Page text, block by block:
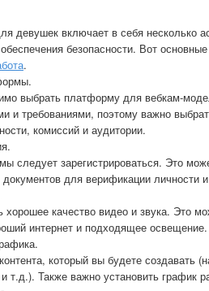
девушек включает в себя несколько
безопасности. Вот
.
выбрать платформу для вебкам-
и требованиями, поэтому важно
комиссий и аудитории.
следует зарегистрироваться. Это
для верификации личности
качество видео и звука. Это
интернет и подходящее освещение.
который вы будете создавать
т.д.). Также важно установить график